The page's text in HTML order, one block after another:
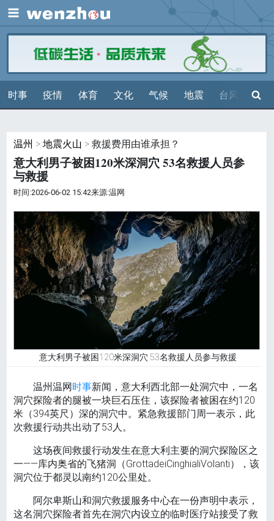
展开
时事 疫情 体育 文化 气候 地震 台风 天气
搜索
温州 >地震火山 > 救援费用由谁承担？
意大利男子被困120米深洞穴 53名救援人员参
与救援
时间:2026-06-02 15:42来源:温网
意大利男子被困120米深洞穴 53名救援人员参与救援
温州温网 时事新闻，意大利西北部一处洞穴中，一名
洞穴探险者的腿被一块巨石压住，该探险者被困在约120
米（394英尺）深的洞穴中。紧急救援部门周一表示，此
次救援行动共出动了53人。
这场夜间救援行动发生在意大利主要的洞穴探险区之
一——库内奥省的飞猪洞（GrottadeiCinghialiVolanti），该
洞穴位于都灵以南约120公里处。
阿尔卑斯山和洞穴救援服务中心在一份声明中表示，
这名洞穴探险者首先在洞穴内设立的临时医疗站接受了救